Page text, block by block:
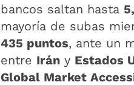
bancos saltan hasta
mayoría de subas
435 puntos, ante un
entre Irány Estados
Global Market